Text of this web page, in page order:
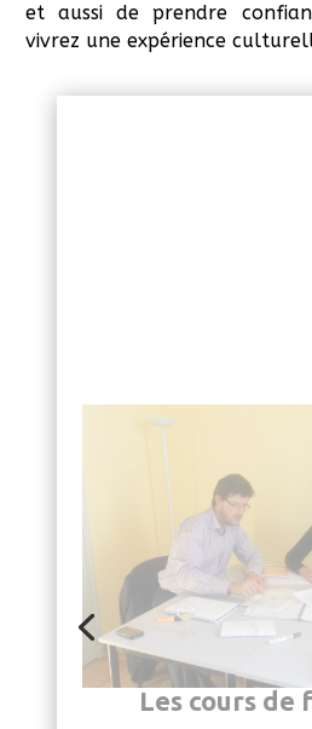
et aussi de prendre
vivrez une expérience
L'apprentissage